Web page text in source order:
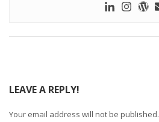
LEAVE A REPLY!
Your email address will not be published.